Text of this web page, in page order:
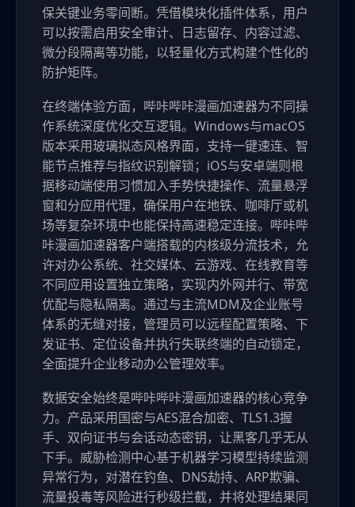
保关键业务零间断。凭借模块化插件体系，用户
可以按需启用安全审计、日志留存、内容过滤、
微分段隔离等功能，以轻量化方式构建个性化的
防护矩阵。
在终端体验方面，哔咔哔咔漫画加速器为不同操
作系统深度优化交互逻辑。Windows与macOS
版本采用玻璃拟态风格界面，支持一键速连、智
能节点推荐与指纹识别解锁；iOS与安卓端则根
据移动端使用习惯加入手势快捷操作、流量悬浮
窗和分应用代理，确保用户在地铁、咖啡厅或机
场等复杂环境中也能保持高速稳定连接。哔咔哔
咔漫画加速器客户端搭载的内核级分流技术，允
许对办公系统、社交媒体、云游戏、在线教育等
不同应用设置独立策略，实现内外网并行、带宽
优配与隐私隔离。通过与主流MDM及企业账号
体系的无缝对接，管理员可以远程配置策略、下
发证书、定位设备并执行失联终端的自动锁定，
全面提升企业移动办公管理效率。
数据安全始终是哔咔哔咔漫画加速器的核心竞争
力。产品采用国密与AES混合加密、TLS1.3握
手、双向证书与会话动态密钥，让黑客几乎无从
下手。威胁检测中心基于机器学习模型持续监测
异常行为，对潜在钓鱼、DNS劫持、ARP欺骗、
流量投毒等风险进行秒级拦截，并将处理结果同